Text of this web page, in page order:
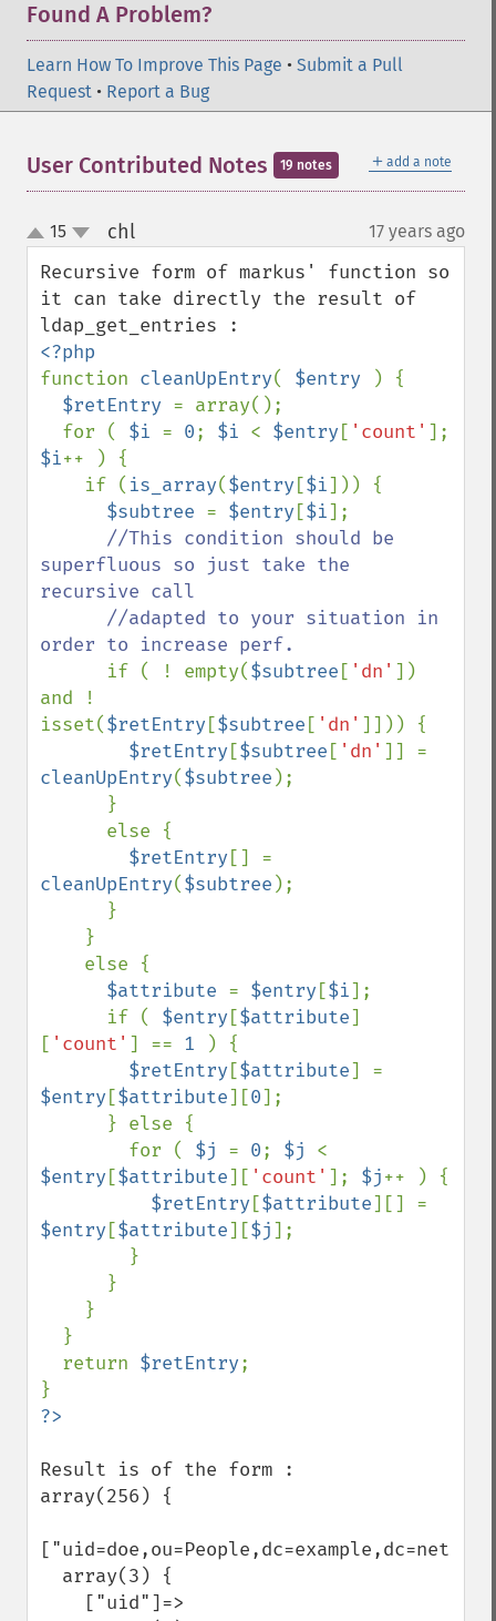
Found A Problem?
Learn How To Improve This Page • Submit a Pull
Request • Report a Bug
＋ add a note
User Contributed Notes 19 notes
up
down
15 chl¶ 17 years ago
Recursive form of markus' function so
it can take directly the result of
function cleanUpEntry( $entry
) {
$retEntry = array();
  for (
$i = 0; $i < $entry [ 'count'
$i++ ) {
    if (
is_array($entry [$i])) {
$subtree = $entry [$i];
//This condition should be
superfluous so just take the
recursive call
order to increase perf.
if ( ! empty($subtree [ 'dn' ])
and !
isset($retEntry [$subtree [ 'dn' ]])) {
$retEntry [$subtree [ 'dn'
cleanUpEntry($subtree );
$retEntry
cleanUpEntry($subtree );
$attribute = $entry [$i];
      if (
$entry [$attribute]
[ 'count' ] == 1
) {
$retEntry [$attribute
$entry [$attribute][0];
        for (
$j = 0; $j
$entry [$attribute][ 'count' ]; $j++ ) {
$retEntry [$attribute
$entry [$attribute][$j];
  return
$retEntry;
Result is of the form :
array(256) {
["uid=doe,ou=People,dc=example,dc=net"]=>